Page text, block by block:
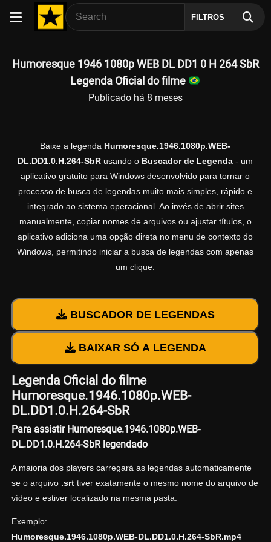
FILTROS
Humoresque 1946 1080p WEB DL DD1 0 H 264 SbR
Legenda Oficial do filme
Publicado há 8 meses
Baixe a legenda Humoresque.1946.1080p.WEB-
DL.DD1.0.H.264-SbR usando o Buscador de Legenda - um
aplicativo gratuito para Windows desenvolvido para tornar o
processo de busca de legendas muito mais simples, rápido e
integrado ao sistema operacional. Ao invés de abrir sites
manualmente, copiar nomes de arquivos ou ajustar títulos, o
aplicativo adiciona uma opção direta no menu de contexto do
Windows, permitindo iniciar a busca de legendas com apenas
um clique.
BUSCADOR DE LEGENDAS
BAIXAR SÓ A LEGENDA
Legenda Oficial do filme
Humoresque.1946.1080p.WEB-
DL.DD1.0.H.264-SbR
Para assistir Humoresque.1946.1080p.WEB-
DL.DD1.0.H.264-SbR legendado
A maioria dos players carregará as legendas automaticamente
se o arquivo .srttiver exatamente o mesmo nome do arquivo de
vídeo e estiver localizado na mesma pasta.
Exemplo:
Humoresque.1946.1080p.WEB-DL.DD1.0.H.264-SbR.mp4